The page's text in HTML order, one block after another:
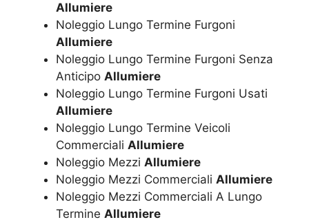
Allumiere
Noleggio Lungo Termine Furgoni
Allumiere
Noleggio Lungo Termine Furgoni Senza
Anticipo Allumiere
Noleggio Lungo Termine Furgoni Usati
Allumiere
Noleggio Lungo Termine Veicoli
Commerciali Allumiere
Noleggio Mezzi Allumiere
Noleggio Mezzi Commerciali Allumiere
Noleggio Mezzi Commerciali A Lungo
Termine Allumiere